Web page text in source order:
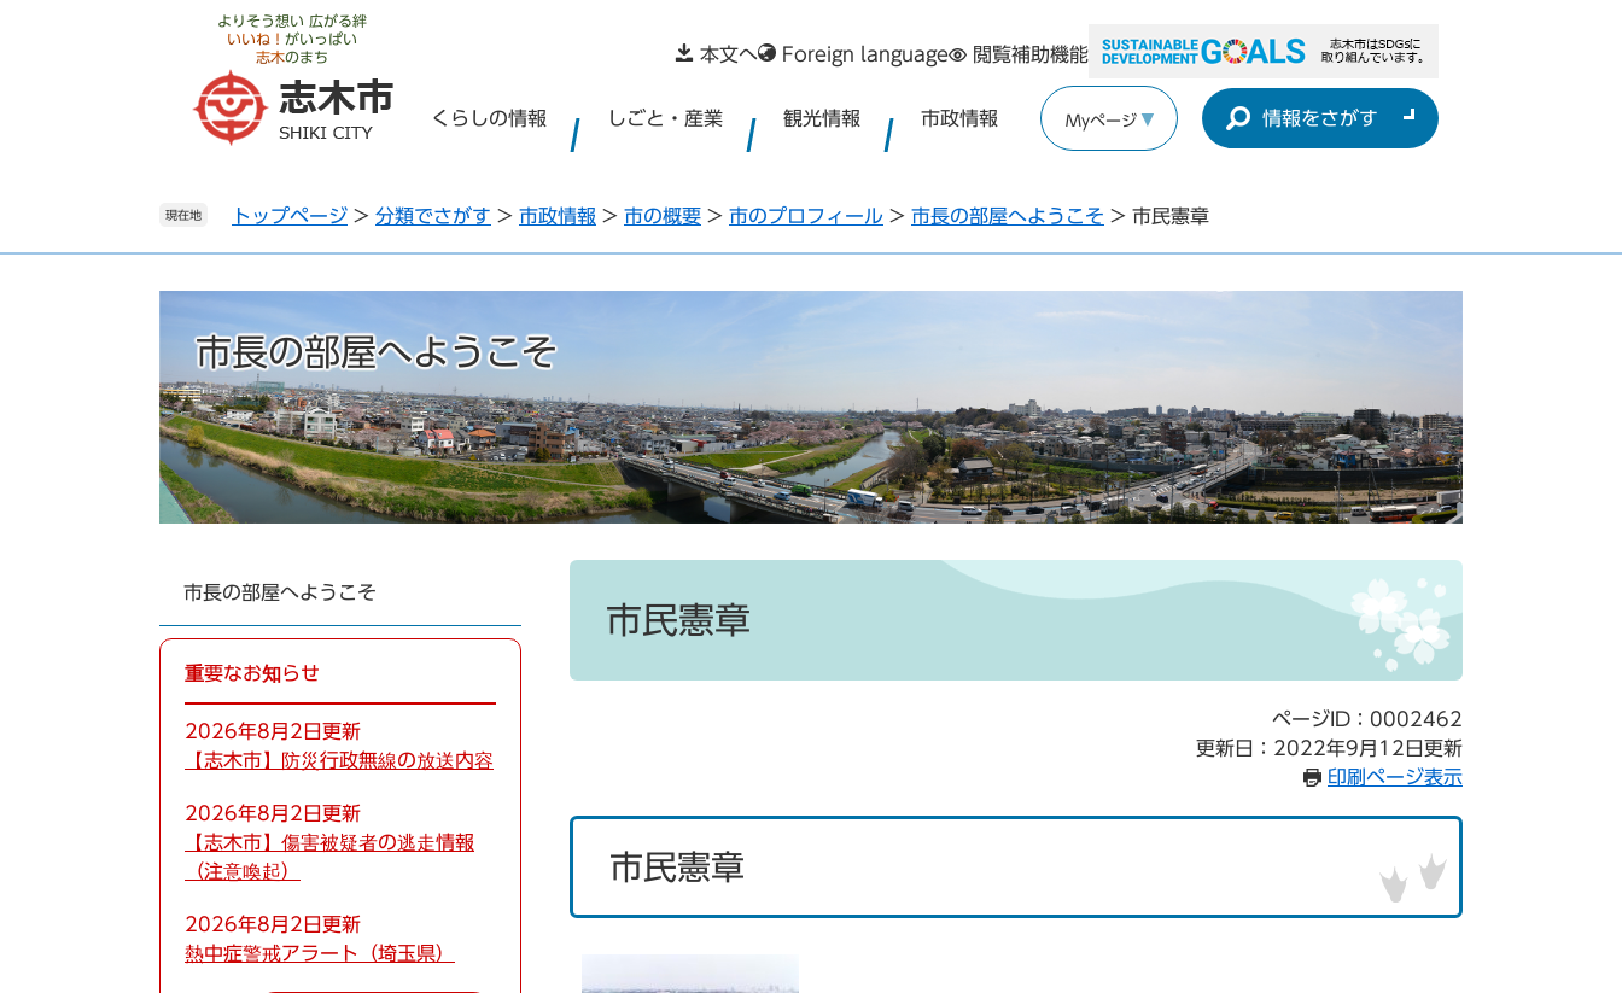
よりそう想い 広がる絆
いいね！ がいっぱい
志木のまち 本文へ Foreign language 閲覧補助機能
くらしの情報 しごと・産業 観光情報 市政情報 Myページ 情報をさがす
現在地 トップページ > 分類でさがす > 市政情報 > 市の概要 > 市のプロフィール > 市長の部屋へようこそ > 市民憲章
市長の部屋へようこそ
市民憲章
ページID：0002462
更新日：2022年9月12日更新
印刷ページ表示
市民憲章
市長の部屋へようこそ
重要なお知らせ
2026年8月2日更新
【志木市】防災行政無線の放送内容
2026年8月2日更新
【志木市】傷害被疑者の逃走情報
（注意喚起）
2026年8月2日更新
熱中症警戒アラート（埼玉県）